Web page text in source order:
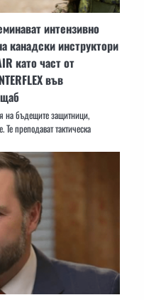
интензивно
канадски инструктори
като част от
във
на бъдещите защитници,
преподават тактическа